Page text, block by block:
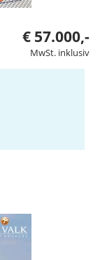
€ 57.000,-
MwSt. inklusiv